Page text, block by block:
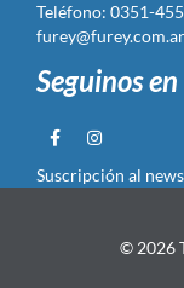
Teléfono: 0351-
furey@furey.com.ar
Seguinos
Suscripción al
© 2026